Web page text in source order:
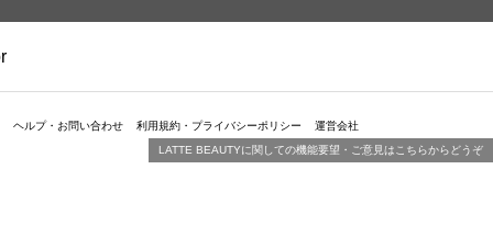
ヘルプ・お問い合わせ 利用規約・プライバシーポリシー
運営会社
LATTE BEAUTYに関しての機能要望・ご意見はこちらからどうぞ